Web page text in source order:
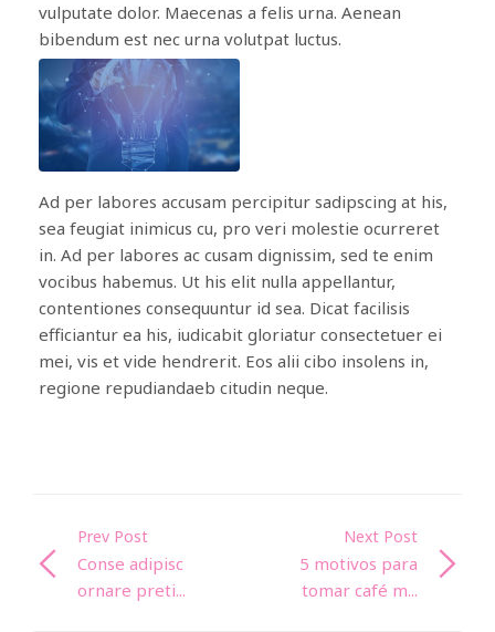
vulputate dolor. Maecenas a felis urna. Aenean
bibendum est nec urna volutpat luctus.
Ad per labores accusam percipitur sadipscing at his,
sea feugiat inimicus cu, pro veri molestie ocurreret
in. Ad per labores ac cusam dignissim, sed te enim
vocibus habemus. Ut his elit nulla appellantur,
contentiones consequuntur id sea. Dicat facilisis
efficiantur ea his, iudicabit gloriatur consectetuer ei
mei, vis et vide hendrerit. Eos alii cibo insolens in,
regione repudiandaeb citudin neque.
Prev Post
Conse adipisc
ornare preti...
Next Post
5 motivos para
tomar café m...